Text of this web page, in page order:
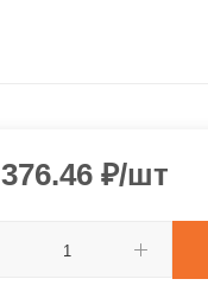
376.46₽/шт